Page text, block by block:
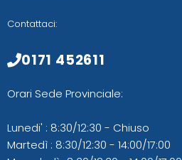
Contattaci:
0171 452611
Orari Sede Provinciale:
Lunedi' : 8:30/12:30 - Chiuso
Martedì : 8:30/12:30 - 14:00/17:00